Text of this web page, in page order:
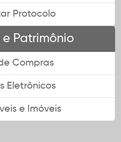
Protocolo
e Patrimônio
Compras
Eletrônicos
e Imóveis